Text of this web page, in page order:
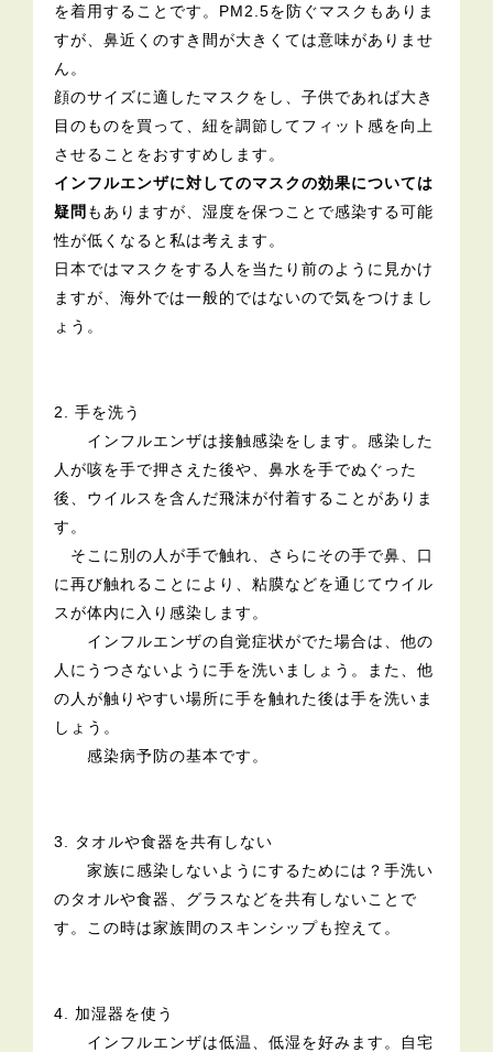
を着用することです。PM2.5を防ぐマスクもありま
すが、鼻近くのすき間が大きくては意味がありませ
ん。
顔のサイズに適したマスクをし、子供であれば大き
目のものを買って、紐を調節してフィット感を向上
させることをおすすめします。
インフルエンザに対してのマスクの効果については
疑問 もありますが、湿度を保つことで感染する可能
性が低くなると私は考えます。
日本ではマスクをする人を当たり前のように見かけ
ますが、海外では一般的ではないので気をつけまし
ょう。
2. 手を洗う
インフルエンザは接触感染をします。感染した
人が咳を手で押さえた後や、鼻水を手でぬぐった
後、ウイルスを含んだ飛沫が付着することがありま
す。
そこに別の人が手で触れ、さらにその手で鼻、口
に再び触れることにより、粘膜などを通じてウイル
スが体内に入り感染します。
インフルエンザの自覚症状がでた場合は、他の
人にうつさないように手を洗いましょう。また、他
の人が触りやすい場所に手を触れた後は手を洗いま
しょう。
感染病予防の基本です。
3. タオルや食器を共有しない
家族に感染しないようにするためには？手洗い
のタオルや食器、グラスなどを共有しないことで
す。この時は家族間のスキンシップも控えて。
4. 加湿器を使う
インフルエンザは低温、低湿を好みます。自宅